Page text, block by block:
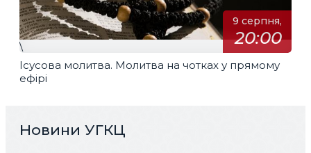
9 серпня,
20:00
\
Ісусова молитва. Молитва на чотках у прямому
ефірі
Новини УГКЦ